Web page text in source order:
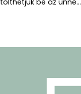
tölthetjük be az ünne...